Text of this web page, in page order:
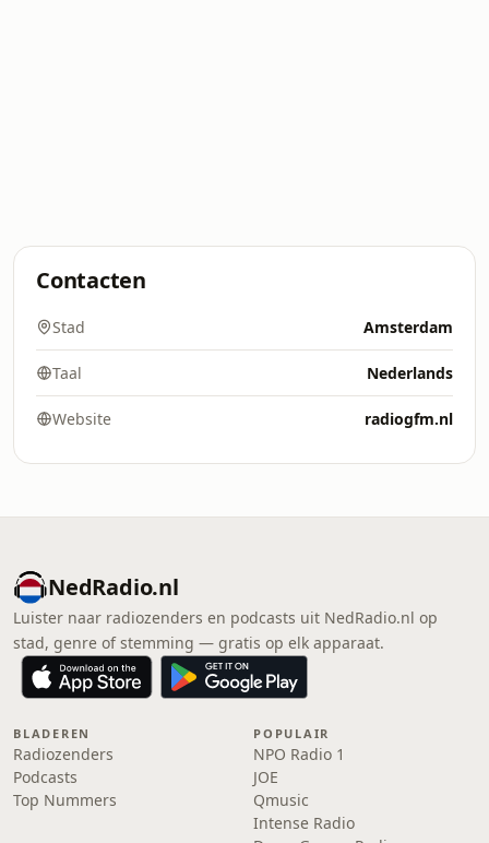
Contacten
Stad Amsterdam
Taal Nederlands
Website radiogfm.nl
NedRadio.nl
Luister naar radiozenders en podcasts uit NedRadio.nl op
stad, genre of stemming — gratis op elk apparaat.
BLADEREN
Radiozenders
Podcasts
Top Nummers
POPULAIR
NPO Radio 1
JOE
Qmusic
Intense Radio